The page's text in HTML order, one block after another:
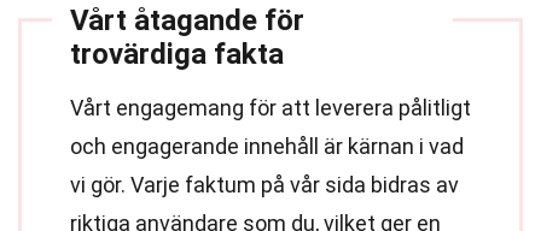
Vårt åtagande för
trovärdiga fakta
Vårt engagemang för att leverera pålitligt
och engagerande innehåll är kärnan i vad
vi gör. Varje faktum på vår sida bidras av
riktiga användare som du, vilket ger en